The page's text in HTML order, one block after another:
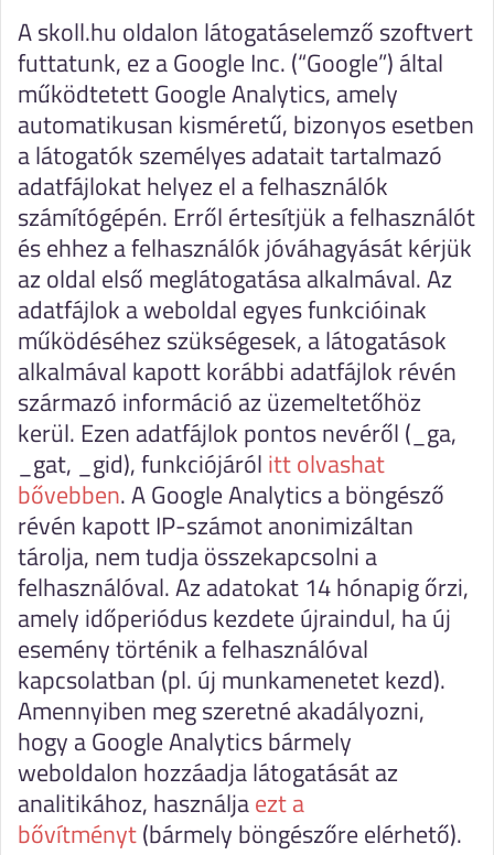
A skoll.hu oldalon látogatáselemző szoftvert
futtatunk, ez a Google Inc. (“Google”) által
működtetett Google Analytics, amely
automatikusan kisméretű, bizonyos esetben
a látogatók személyes adatait tartalmazó
adatfájlokat helyez el a felhasználók
számítógépén. Erről értesítjük a felhasználót
és ehhez a felhasználók jóváhagyását kérjük
az oldal első meglátogatása alkalmával. Az
adatfájlok a weboldal egyes funkcióinak
működéséhez szükségesek, a látogatások
alkalmával kapott korábbi adatfájlok révén
származó információ az üzemeltetőhöz
kerül. Ezen adatfájlok pontos nevéről (_ga,
_gat, _gid), funkciójáról itt olvashat
bővebben. A Google Analytics a böngésző
révén kapott IP-számot anonimizáltan
tárolja, nem tudja összekapcsolni a
felhasználóval. Az adatokat 14 hónapig őrzi,
amely időperiódus kezdete újraindul, ha új
esemény történik a felhasználóval
kapcsolatban (pl. új munkamenetet kezd).
Amennyiben meg szeretné akadályozni,
hogy a Google Analytics bármely
weboldalon hozzáadja látogatását az
analitikához, használjaezt a
bővítményt(bármely böngészőre elérhető).